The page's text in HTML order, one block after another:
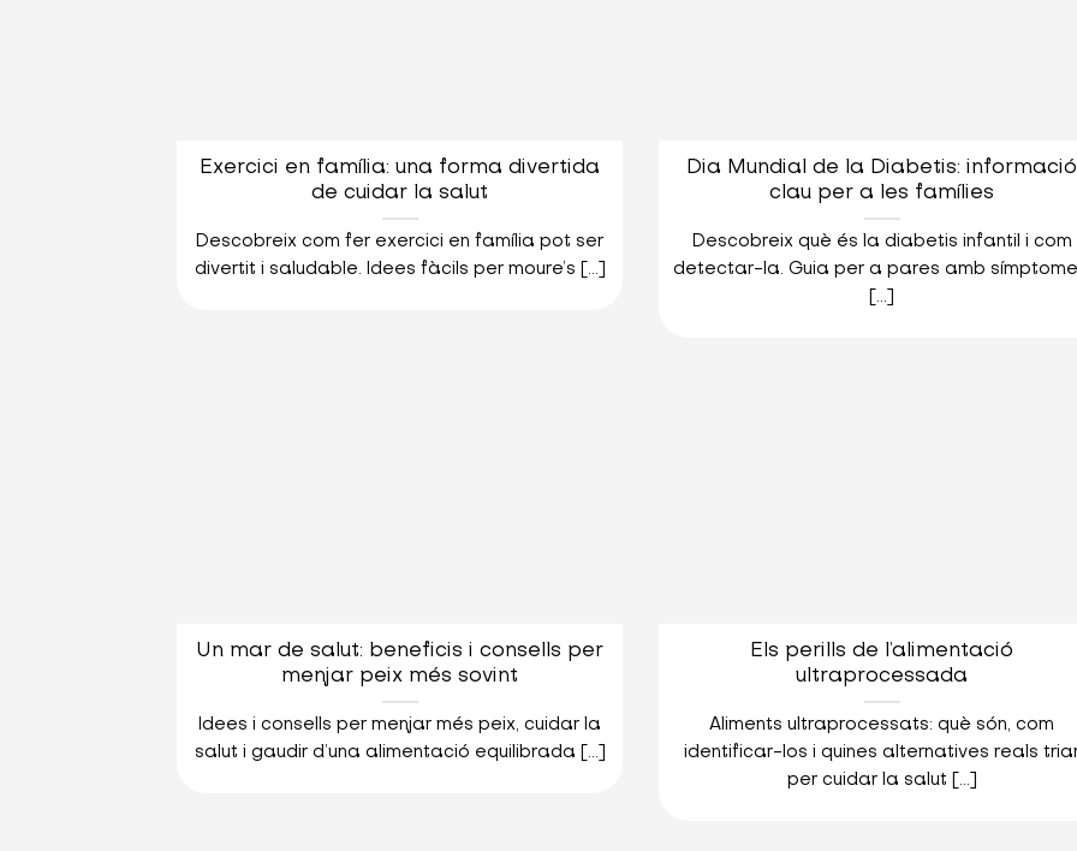
Exercici en família: una forma divertida
de cuidar la salut
Descobreix com fer exercici en família pot ser
divertit i saludable. Idees fàcils per moure’s [...]
Dia Mundial de la Diabetis: informació
clau per a les famílies
Descobreix què és la diabetis infantil i com
detectar-la. Guia per a pares amb
[...]
Un mar de salut: beneficis i consells per
menjar peix més sovint
Idees i consells per menjar més peix, cuidar la
salut i gaudir d’una alimentació equilibrada [...]
Els perills de l’alimentació
ultraprocessada
Aliments ultraprocessats: què són, com
identificar-los i quines alternatives reals
per cuidar la salut [...]